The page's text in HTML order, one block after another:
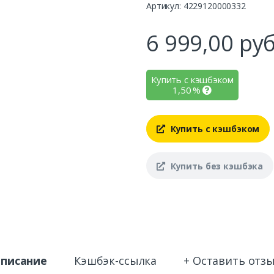
Артикул: 4229120000332
6 999,00
Купить с кэшбэком
1,50%
Купить с кэшбэком
Купить без кэшбэка
Кэшбэк-ссылка + Оставить